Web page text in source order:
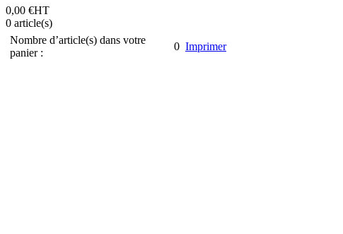
0,00 €HT
0 article(s)
Nombre d’article(s) dans votre
panier :
0 Imprimer